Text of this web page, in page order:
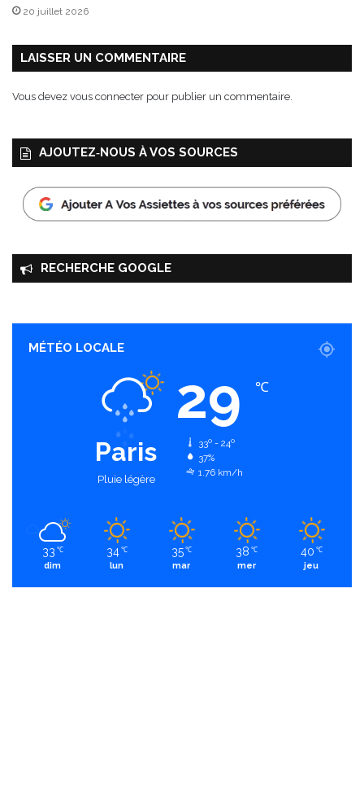
o
s
20 juillet 2026
LAISSER UN COMMENTAIRE
Vous devez vous connecter pour publier un commentaire.
AJOUTEZ‑NOUS À VOS SOURCES
RECHERCHE GOOGLE
MÉTÉO LOCALE
Paris
Pluie légère
29 ℃
33º - 24º
37%
1.76 km/h
33 ℃
dim
34 ℃
lun
35 ℃
mar
38 ℃
mer
40 ℃
jeu